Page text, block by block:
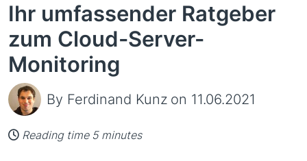
Ihr umfassender Ratgeber
zum Cloud-Server-
Monitoring
By Ferdinand Kunz on 11.06.2021
Reading time 5 minutes